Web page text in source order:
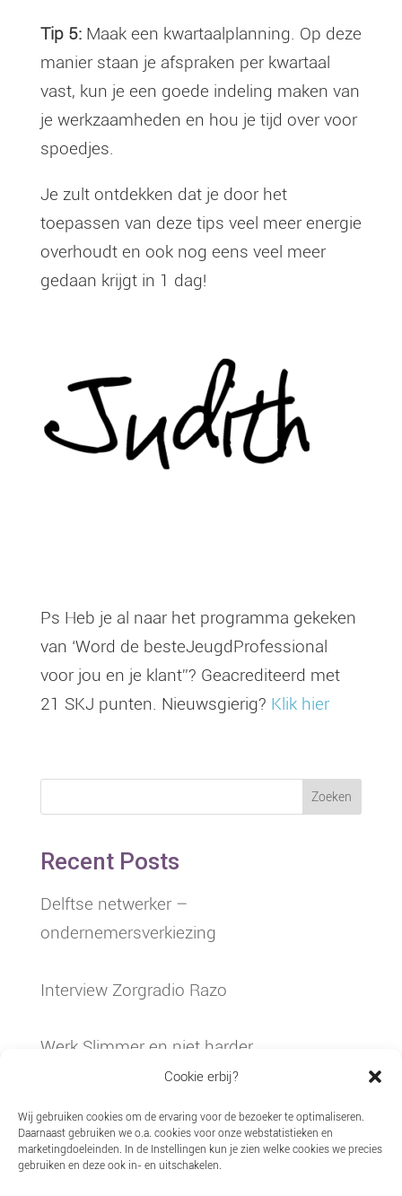
Cookie erbij?
Wij gebruiken cookies om de ervaring voor de bezoeker te optimaliseren.
Daarnaast gebruiken we o.a. cookies voor onze webstatistieken en
marketingdoeleinden. In de Instellingen kun je zien welke cookies we precies
gebruiken en deze ook in- en uitschakelen.
Tip 5:Maak een kwartaalplanning. Op deze
manier staan je afspraken per kwartaal
vast, kun je een goede indeling maken van
je werkzaamheden en hou je tijd over voor
spoedjes.
Je zult ontdekken dat je door het
toepassen van deze tips veel meer energie
overhoudt en ook nog eens veel meer
gedaan krijgt in 1 dag!
Ps Heb je al naar het programma gekeken
van ‘Word de besteJeugdProfessional
voor jou en je klant”? Geacrediteerd met
21 SKJ punten. Nieuwsgierig? Klik hier
Zoeken
Recent Posts
Delftse netwerker –
ondernemersverkiezing
Interview Zorgradio Razo
Werk Slimmer en niet harder
Akkoord Cao jeugdzorg bereikt